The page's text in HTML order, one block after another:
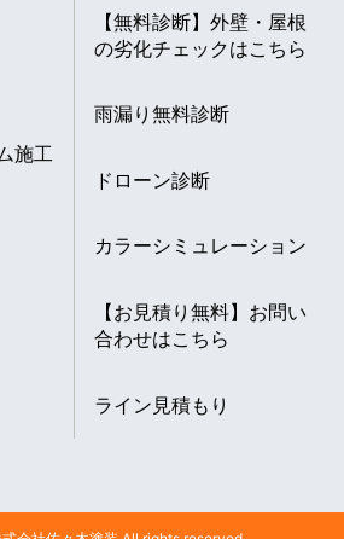
施工
【無料診断】外壁・屋根
の劣化チェックはこちら
雨漏り無料診断
ドローン診断
カラーシミュレーション
【お見積り無料】お問い
合わせはこちら
ライン見積もり